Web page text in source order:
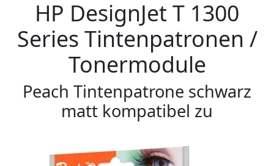
HP DesignJet T 1300
Series Tintenpatronen /
Tonermodule
Peach Tintenpatrone schwarz
matt kompatibel zu